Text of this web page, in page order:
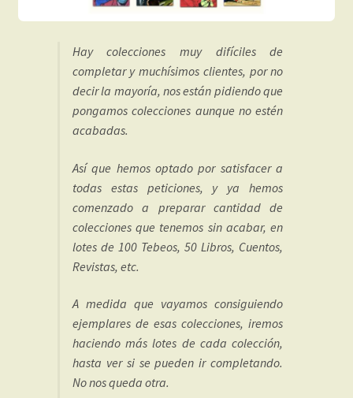
Hay colecciones muy difíciles de
completar y muchísimos clientes, por no
decir la mayoría, nos están pidiendo que
pongamos colecciones aunque no estén
acabadas.
Así que hemos optado por satisfacer a
todas estas peticiones, y ya hemos
comenzado a preparar cantidad de
colecciones que tenemos sin acabar, en
lotes de 100 Tebeos, 50 Libros, Cuentos,
Revistas, etc.
A medida que vayamos consiguiendo
ejemplares de esas colecciones, iremos
haciendo más lotes de cada colección,
hasta ver si se pueden ir completando.
No nos queda otra.